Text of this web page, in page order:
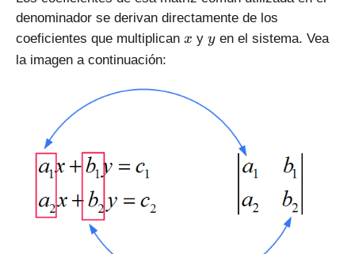
denominador se derivan directamente de los
coeficientes que multiplican x
x y y
yen el sistema. Vea
la imagen a continuación: